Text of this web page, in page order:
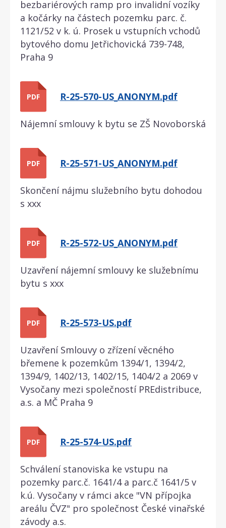
bezbariérových ramp pro invalidní vozíky
a kočárky na částech pozemku parc. č.
1121/52 v k. ú. Prosek u vstupních vchodů
bytového domu Jetřichovická 739-748,
Praha 9
PDF R-25-570-US_ANONYM.pdf
Nájemní smlouvy k bytu se ZŠ Novoborská
PDF R-25-571-US_ANONYM.pdf
Skončení nájmu služebního bytu dohodou
s xxx
PDF R-25-572-US_ANONYM.pdf
Uzavření nájemní smlouvy ke služebnímu
bytu s xxx
PDF R-25-573-US.pdf
Uzavření Smlouvy o zřízení věcného
břemene k pozemkům 1394/1, 1394/2,
1394/9, 1402/13, 1402/15, 1404/2 a 2069 v
Vysočany mezi společností PREdistribuce,
a.s. a MČ Praha 9
PDF R-25-574-US.pdf
Schválení stanoviska ke vstupu na
pozemky parc.č. 1641/4 a parc.č 1641/5 v
k.ú. Vysočany v rámci akce "VN přípojka
areálu ČVZ" pro společnost České vinařské
závody a.s.